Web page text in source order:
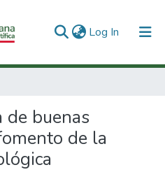
Log In (current)
de buenas
de la